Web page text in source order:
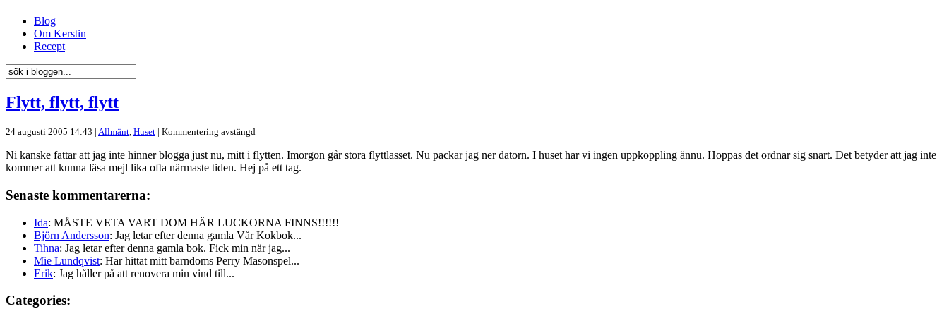
Blog
Om Kerstin
Recept
Flytt, flytt, flytt
24 augusti 2005 14:43 | Allmänt, Huset | Kommentering avstängd
Ni kanske fattar att jag inte hinner blogga just nu, mitt i flytten. Imorgon går stora flyttlasset. Nu packar jag ner datorn. I huset har vi ingen uppkoppling ännu. Hoppas det ordnar sig snart. Det betyder att jag inte
kommer att kunna läsa mejl lika ofta närmaste tiden. Hej på ett tag.
Senaste kommentarerna:
Ida: MÅSTE VETA VART DOM HÄR LUCKORNA FINNS!!!!!!
Björn Andersson: Jag letar efter denna gamla Vår Kokbok...
Tihna: Jag letar efter denna gamla bok. Fick min när jag...
Mie Lundqvist: Har hittat mitt barndoms Perry Masonspel...
Erik: Jag håller på att renovera min vind till...
Categories: